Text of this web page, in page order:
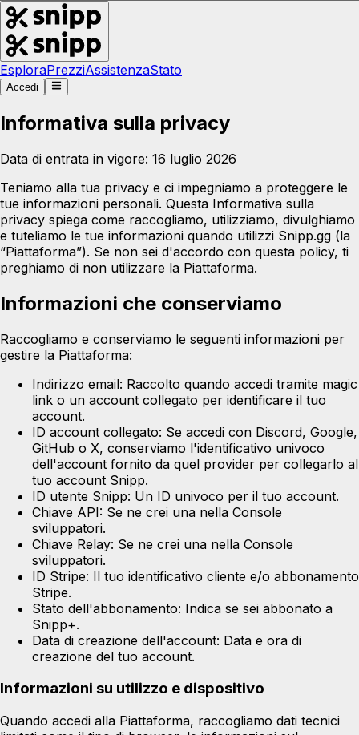
EsploraPrezziAssistenzaStato
Accedi
Informativa sulla privacy
Data di entrata in vigore: 16 luglio 2026
Teniamo alla tua privacy e ci impegniamo a proteggere le
tue informazioni personali. Questa Informativa sulla
privacy spiega come raccogliamo, utilizziamo, divulghiamo
e tuteliamo le tue informazioni quando utilizzi Snipp.gg (la
“Piattaforma”). Se non sei d'accordo con questa policy, ti
preghiamo di non utilizzare la Piattaforma.
Informazioni che conserviamo
Raccogliamo e conserviamo le seguenti informazioni per
gestire la Piattaforma:
Indirizzo email: Raccolto quando accedi tramite magic
link o un account collegato per identificare il tuo
account.
ID account collegato: Se accedi con Discord, Google,
GitHub o X, conserviamo l'identificativo univoco
dell'account fornito da quel provider per collegarlo al
tuo account Snipp.
ID utente Snipp: Un ID univoco per il tuo account.
Chiave API: Se ne crei una nella Console
sviluppatori.
Chiave Relay: Se ne crei una nella Console
sviluppatori.
ID Stripe: Il tuo identificativo cliente e/o abbonamento
Stripe.
Stato dell'abbonamento: Indica se sei abbonato a
Snipp+.
Data di creazione dell'account: Data e ora di
creazione del tuo account.
Informazioni su utilizzo e dispositivo
Quando accedi alla Piattaforma, raccogliamo dati tecnici